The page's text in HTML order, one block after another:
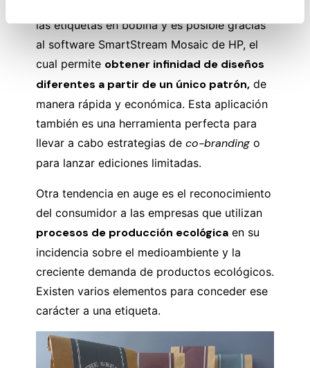
las etiquetas en bobina y es posible gracias
al software SmartStream Mosaic de HP, el
cual permite obtener infinidad de diseños
diferentes a partir de un único patrón, de
manera rápida y económica. Esta aplicación
también es una herramienta perfecta para
llevar a cabo estrategias de co-branding o
para lanzar ediciones limitadas.
Otra tendencia en auge es el reconocimiento
del consumidor a las empresas que utilizan
procesos de producción ecológica en su
incidencia sobre el medioambiente y la
creciente demanda de productos ecológicos.
Existen varios elementos para conceder ese
carácter a una etiqueta.